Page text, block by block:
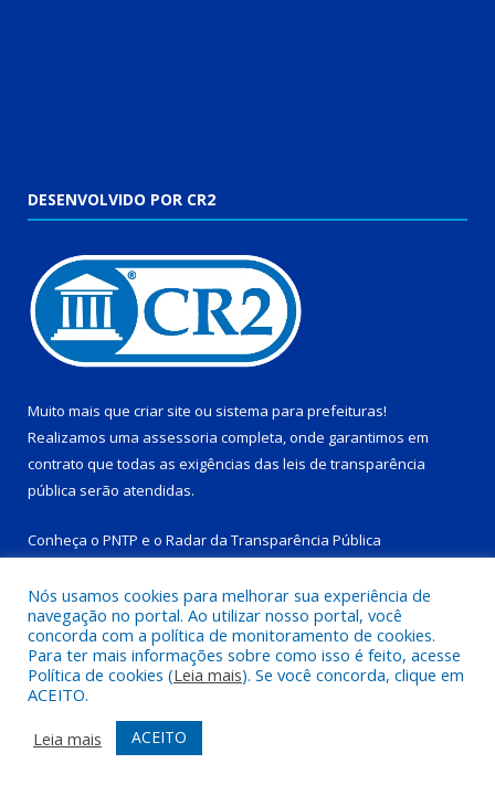
DESENVOLVIDO POR CR2
Muito mais que criar site ou sistema para prefeituras!
Realizamos uma assessoria completa, onde garantimos em
contrato que todas as exigências das leis de transparência
pública serão atendidas.
Conheça o PNTP e o Radar da Transparência Pública
Todos os direitos reservados a Prefeitura Municipal de Tucuruí-
PA.
Acessar Área Administrativa
Acessar Webmail
Nós usamos cookies para melhorar sua experiência de
navegação no portal. Ao utilizar nosso portal, você
concorda com a política de monitoramento de cookies.
Para ter mais informações sobre como isso é feito, acesse
Política de cookies (Leia mais). Se você concorda, clique em
ACEITO.
Leia mais
ACEITO